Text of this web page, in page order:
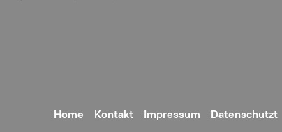
Home Kontakt Impressum Datenschutzt